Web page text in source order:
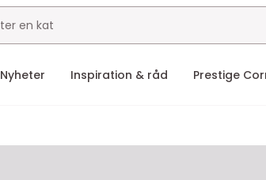
Nyheter Inspiration & råd Prestige